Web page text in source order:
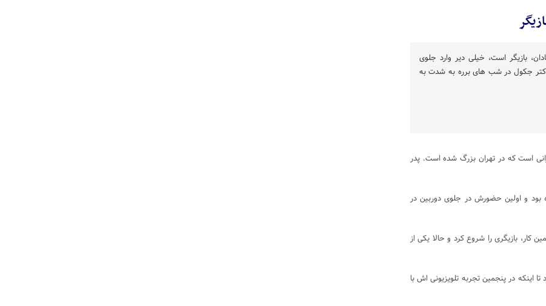
متولد ۱۳۴۱ در آبادان، بازیگر است، خیلی دیر وارد جلوی
جکول در شب های برره به شدت به
(زادهٔ ۱۳۴۱ در آبادان)، بازیگر ایرانی است که در تهران بزرگ شده است. پدر
سال ۱۳۶۸ به عنوان تهیه کننده بود و اولین حضورش در جلوی دوربین در
بازیگری را شروع کرد و حالا یکی از
اینکه در پنجمین تجربه تلویزیونی اش با